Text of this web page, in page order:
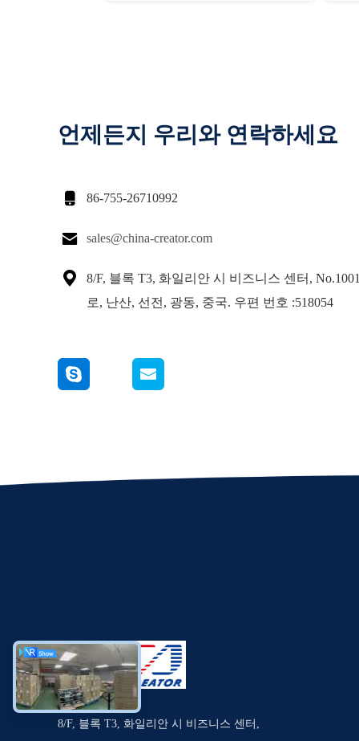
언제든지 우리와 연락하세요
 86-755-26710992
 sales@china-creator.com

8/F, 블록 T3, 화일리안 시 비즈니스 센터,
로, 난산, 선전, 광동, 중국. 우편 번호 :518054
8/F, 블록 T3, 화일리안 시 비즈니스 센터,